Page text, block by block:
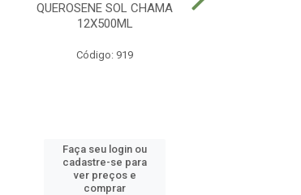
QUEROSENE SOL CHAMA
12X500ML
Código: 919
Faça seu login ou
cadastre-se para
ver preços e
comprar